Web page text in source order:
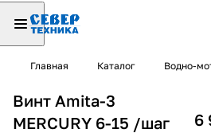
Главная Каталог Водно-
Винт Amita-3
MERCURY 6-15 /шаг
6